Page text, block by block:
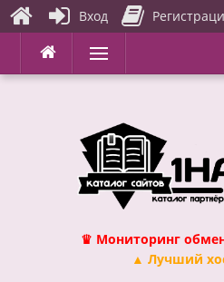
Перейти
содержимому
Меню
♛ Мониторинг
▲ Лучший
Вход